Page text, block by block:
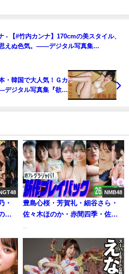
- 【#竹内カンナ】170cmの美スタイル、
えぬ色気。――デジタル写真集
ーイ公式】さんより
・韓国で大人気！Ｇカ
ジタル写真集『欲望
NGT48
・
ど
ボ
NMB48
豊島心桜・芳賀礼・細谷さら・
佐々木ほのか・赤間四季・佐野
水湊まり花 柚乃りか・水原ゆき -
2026/6/1週発売＜豊島心桜、芳
賀礼（NMB48）、細谷さら、
佐々木ほのか、赤間四季